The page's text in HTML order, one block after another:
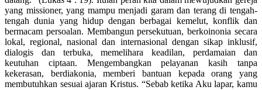
yang missioner, yang mampu menjadi garam dan terang di tengah-
tengah dunia yang hidup dengan berbagai kemelut, konflik dan
bermacam persoalan. Membangun persekutuan, berkoinonia secara
lokal, regional, nasional dan internasional dengan sikap inklusif,
dialogis dan terbuka, memelihara keadilan, perdamaian dan
keutuhan ciptaan. Mengembangkan pelayanan kasih tanpa
kekerasan, berdiakonia, memberi bantuan kepada orang yang
membutuhkan sesuai ajaran Kristus. “Sebab ketika Aku lapar, kamu